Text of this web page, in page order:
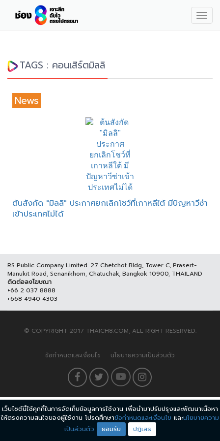
TAGS : คอนเสิร์ตมิลลิ
News
ต้นสังกัด "มิลลิ" ประกาศยกเลิกโชว์ที่เกาหลีใต้ มีปัญหาวีซ่า
เข้าประเทศไม่ได้
RS Public Company Limited. 27 Chetchot Bldg, Tower C, Prasert-
Manukit Road, Senanikhom, Chatuchak, Bangkok 10900, THAILAND
ติดต่อลงโฆษณา
+66 2 037 8888
+668 4940 4303
© COPYRIGHT 2017 THAICH8.COM, ALL RIGHT RESERVED.
ข้อกำหนดและเงื่อนไข นโยบายความเป็นส่วนตัว
เว็บไซต์นี้ใช้คุกกี้ในการจัดเก็บข้อมูลการใช้งาน เพื่อนำมาปรับปรุงและพัฒนาเนื้อหา
ให้ตรงความสนใจของผู้ใช้งาน โปรดศึกษาข้อกำหนดและเงื่อนไข และนโยบายความ
เป็นส่วนตัว
ยอมรับ ปฏิเสธ